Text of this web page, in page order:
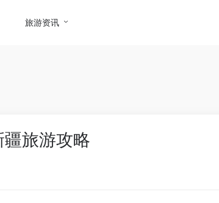
inc/wp-optimization.php
旅游资讯
旅游攻略